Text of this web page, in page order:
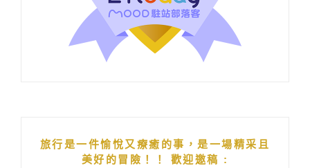
旅行是一件愉悅又療癒的事，是一場精采且
美好的冒險！！ 歡迎邀稿 :